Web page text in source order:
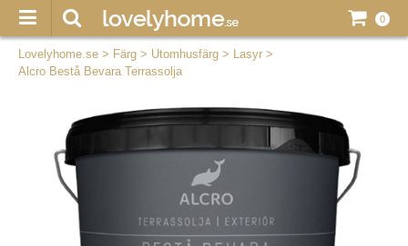
0
Lovelyhome.se > Färg > Utomhusfärg > Lasyr >
Alcro Bestå Bevara Terrassolja